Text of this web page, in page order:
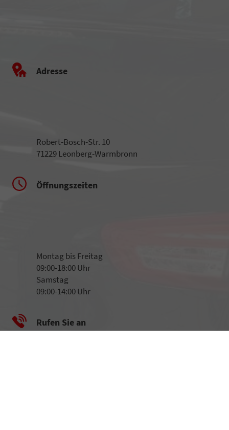
Adresse
Robert-Bosch-Str. 10
71229 Leonberg-Warmbronn
Öffnungszeiten
Montag bis Freitag
09:00-18:00 Uhr
Samstag
09:00-14:00 Uhr
Rufen Sie an